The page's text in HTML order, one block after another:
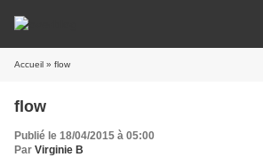
Accueil » flow
flow
Publié le 18/04/2015 à 05:00
Par Virginie B